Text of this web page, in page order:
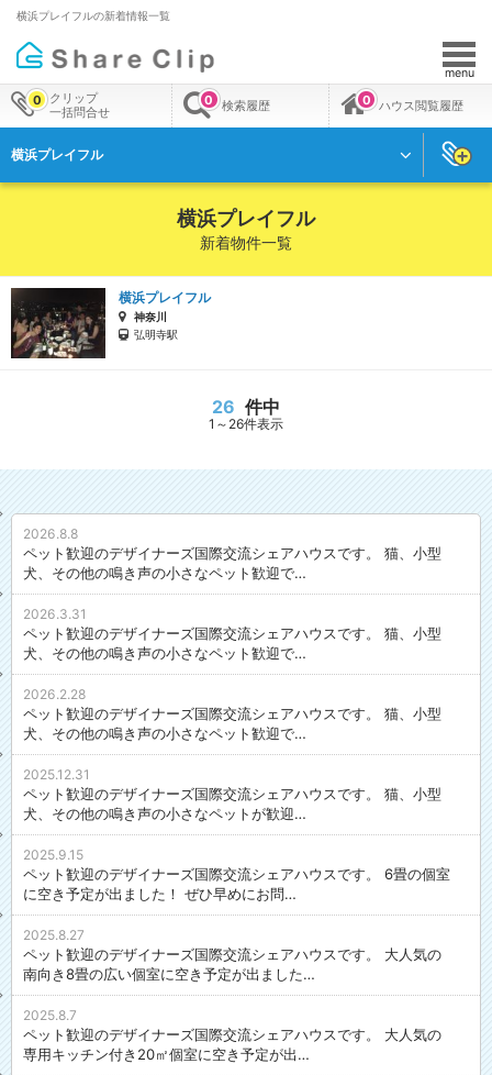
横浜プレイフルの新着情報一覧
menu
クリップ
一括問合せ
0 検索履歴
0 ハウス閲覧履歴
0
横浜プレイフル
横浜プレイフル
新着物件一覧
横浜プレイフル
神奈川
弘明寺駅
26 件中
1～26件表示
2026.8.8
ペット歓迎のデザイナーズ国際交流シェアハウスです。 猫、小型
犬、その他の鳴き声の小さなペット歓迎で…
2026.3.31
ペット歓迎のデザイナーズ国際交流シェアハウスです。 猫、小型
犬、その他の鳴き声の小さなペット歓迎で…
2026.2.28
ペット歓迎のデザイナーズ国際交流シェアハウスです。 猫、小型
犬、その他の鳴き声の小さなペット歓迎で…
2025.12.31
ペット歓迎のデザイナーズ国際交流シェアハウスです。 猫、小型
犬、その他の鳴き声の小さなペットが歓迎…
2025.9.15
ペット歓迎のデザイナーズ国際交流シェアハウスです。 6畳の個室
に空き予定が出ました！ ぜひ早めにお問…
2025.8.27
ペット歓迎のデザイナーズ国際交流シェアハウスです。 大人気の
南向き8畳の広い個室に空き予定が出ました…
2025.8.7
ペット歓迎のデザイナーズ国際交流シェアハウスです。 大人気の
専用キッチン付き20㎡個室に空き予定が出…